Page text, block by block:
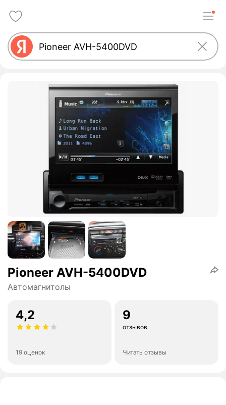
Pioneer AVH-5400DVD
Автомагнитолы
4,2
19 оценок
9
отзывов
Читать отзывы